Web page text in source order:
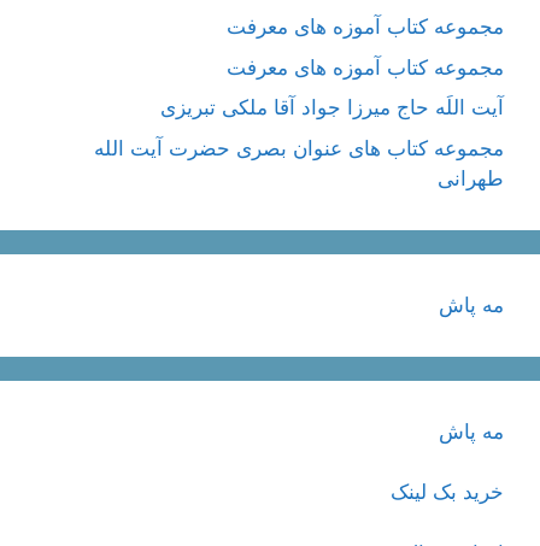
مجموعه کتاب آموزه های معرفت
مجموعه کتاب آموزه های معرفت
آیت اللَه حاج میرزا جواد آقا ملکی تبریزی
مجموعه کتاب های عنوان بصری حضرت آیت الله
طهرانی
مه پاش
مه پاش
خرید بک لینک